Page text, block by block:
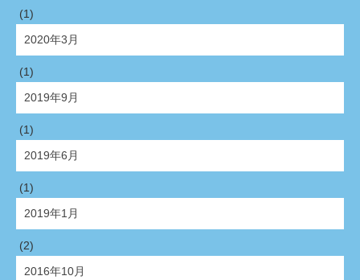
(1)
2020年3月
(1)
2019年9月
(1)
2019年6月
(1)
2019年1月
(2)
2016年10月